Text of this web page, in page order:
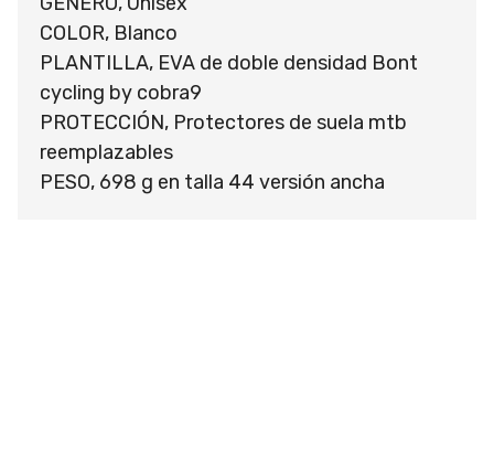
COLOR, Blanco
PLANTILLA, EVA de doble densidad Bont
cycling by cobra9
PROTECCIÓN, Protectores de suela mtb
reemplazables
PESO, 698 g en talla 44 versión ancha